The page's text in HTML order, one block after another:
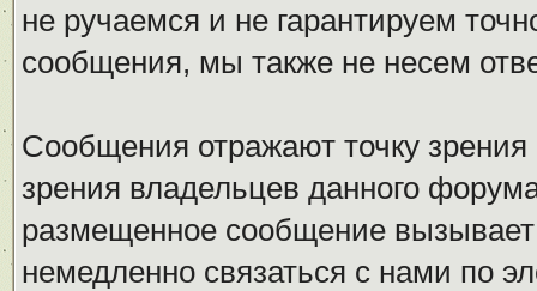
не ручаемся и не гарантируем
сообщения, мы также не несем
Сообщения отражают точку
зрения владельцев данного
размещенное сообщение
немедленно связаться с нами по